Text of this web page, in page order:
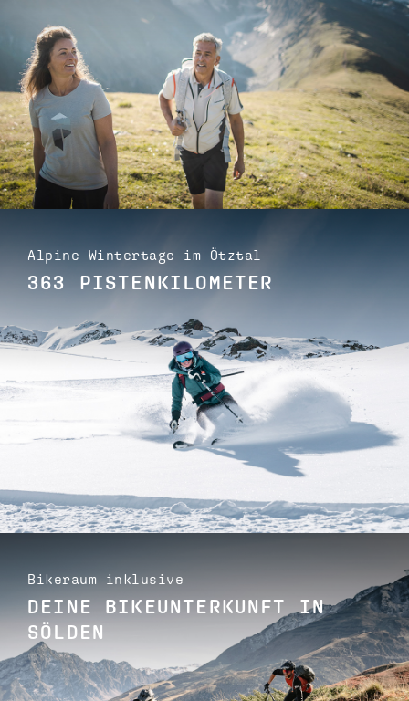
Alpine Wintertage im Ötztal
363 PISTENKILOMETER
Bikeraum inklusive
DEINE BIKEUNTERKUNFT IN
SÖLDEN